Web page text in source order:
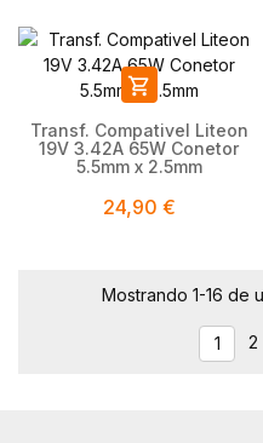

Transf. Compativel Liteon
19V 3.42A 65W Conetor
5.5mm x 2.5mm
24,90 €
Mostrando 1-16 de
1 2